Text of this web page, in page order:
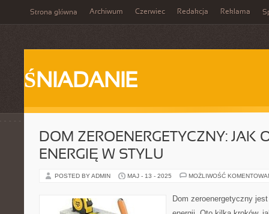
Strona główna Archiwum Czerwiec Redakcja Reklama
ŚNIADANIE
DOM ZEROENERGETYCZNY: JAK
ENERGIĘ W STYLU
POSTED BY ADMIN MAJ - 13 - 2025 MOŻLIWOŚĆ
Dom zeroenergetyczny